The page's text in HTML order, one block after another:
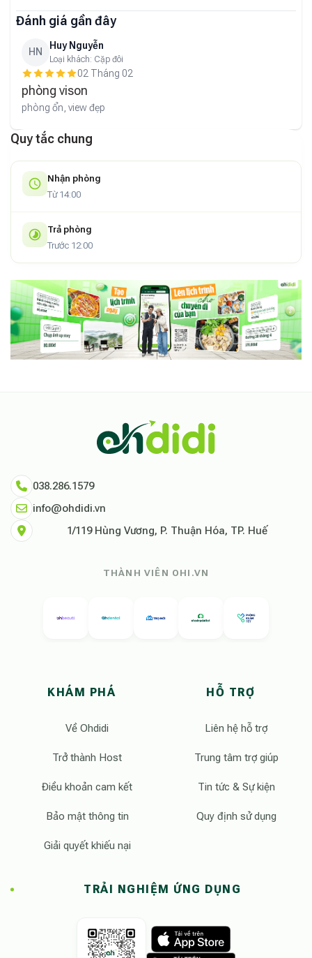
Đánh giá gần đây
HN
Huy Nguyễn
Loại khách: Cặp đôi
02 Tháng 02
phòng vison
phòng ổn, view đẹp
Quy tắc chung
Nhận phòng
Từ 14:00
Trả phòng
Trước 12:00
038.286.1579
info@ohdidi.vn
1/119 Hùng Vương, P. Thuận Hóa, TP. Huế
THÀNH VIÊN OHI.VN
KHÁM PHÁ
Về Ohdidi
Trở thành Host
Điều khoản cam kết
Bảo mật thông tin
Giải quyết khiếu nại
HỖ TRỢ
Liên hệ hỗ trợ
Trung tâm trợ giúp
Tin tức & Sự kiện
Quy định sử dụng
TRẢI NGHIỆM ỨNG DỤNG